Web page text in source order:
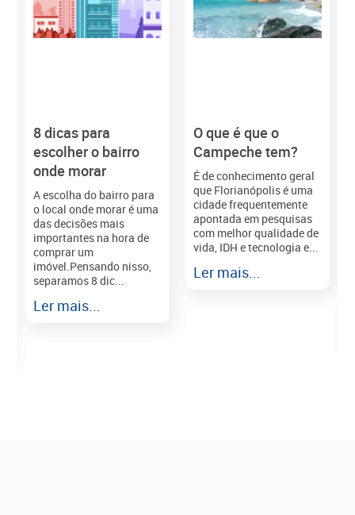
8 dicas para
escolher o bairro
onde morar
A escolha do bairro para
o local onde morar é uma
das decisões mais
importantes na hora de
comprar um
imóvel.Pensando nisso,
separamos 8 dic...
Ler mais...
O que é que o
Campeche tem?
É de conhecimento geral
que Florianópolis é uma
cidade frequentemente
apontada em pesquisas
com melhor qualidade de
vida, IDH e tecnologia e...
Ler mais...